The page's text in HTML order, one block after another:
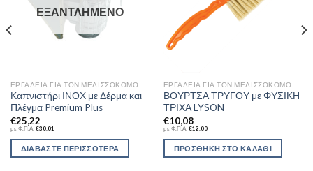
ΕΞΑΝΤΛΗΜΈΝΟ
ΕΡΓΑΛΕΊΑ ΓΙΑ ΤΟΝ ΜΕΛΙΣΣΟΚΌΜΟ
Καπνιστήρι ΙΝΟΧ με Δέρμα και
Πλέγμα Premium Plus
€25,22
με Φ.Π.Α: €30,01
ΔΙΑΒΆΣΤΕ ΠΕΡΙΣΣΌΤΕΡΑ
ΕΡΓΑΛΕΊΑ ΓΙΑ ΤΟΝ ΜΕΛΙΣΣΟΚΌΜΟ
ΒΟΥΡΤΣΑ ΤΡΥΓΟΥ με ΦΥΣΙΚΗ
ΤΡΙΧΑ LYSON
€10,08
με Φ.Π.Α: €12,00
ΠΡΟΣΘΉΚΗ ΣΤΟ ΚΑΛΆΘΙ